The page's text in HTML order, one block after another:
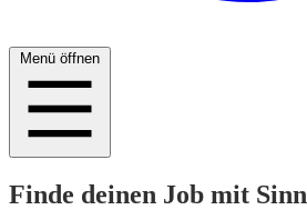
Menü öffnen
Finde deinen Job mit Sinn